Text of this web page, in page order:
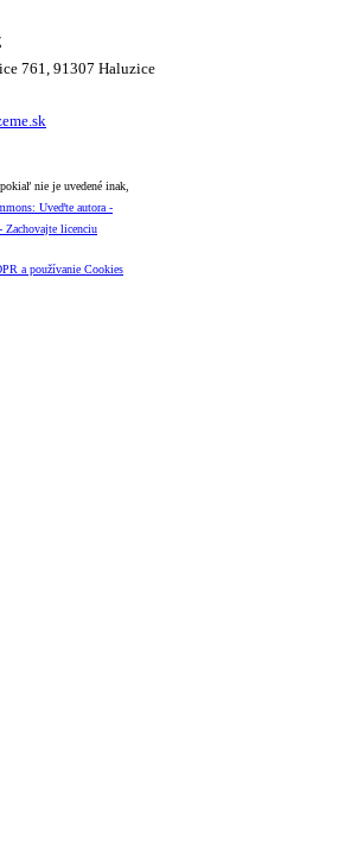
761, 91307 Haluzice
nie je uvedené inak,
Uveďte autora -
Zachovajte licenciu
a používanie Cookies